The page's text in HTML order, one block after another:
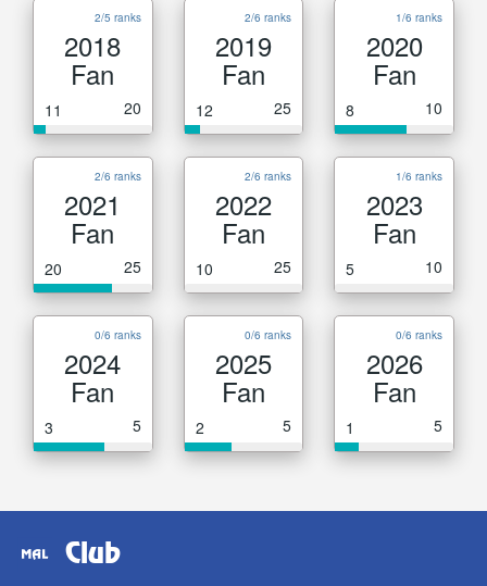
2/5 ranks
2018
Fan
11 20
2/6 ranks
2019
Fan
12 25
1/6 ranks
2020
Fan
8 10
2/6 ranks
2021
Fan
20 25
2/6 ranks
2022
Fan
10 25
1/6 ranks
2023
Fan
5 10
0/6 ranks
2024
Fan
3 5
0/6 ranks
2025
Fan
2 5
0/6 ranks
2026
Fan
1 5
Club